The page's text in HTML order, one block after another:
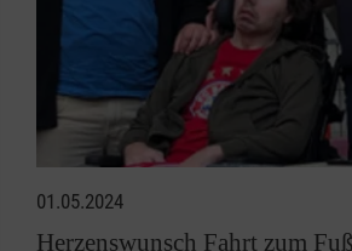
01.05.2024
Herzenswunsch Fahrt zum